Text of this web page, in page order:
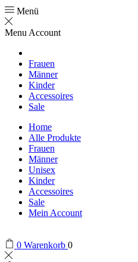
Menü
Menu Account
Frauen
Männer
Kinder
Accessoires
Sale
Home
Alle Produkte
Frauen
Männer
Unisex
Kinder
Accessoires
Sale
Mein Account
0 Warenkorb 0